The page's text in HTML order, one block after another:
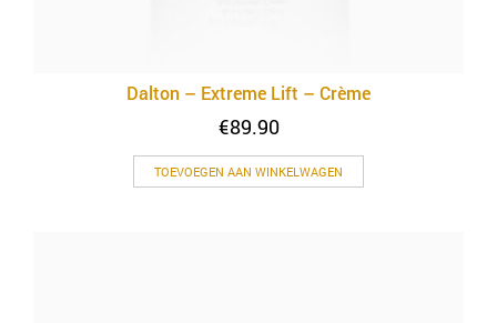
Dalton – Extreme Lift – Crème
€89.90
TOEVOEGEN AAN WINKELWAGEN